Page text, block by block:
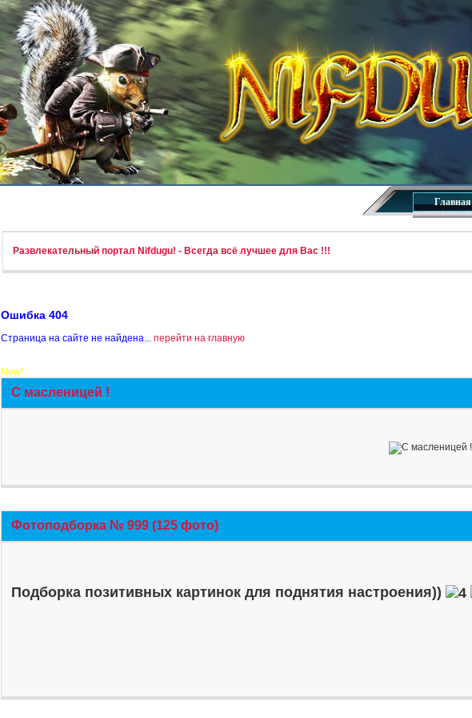
Главная
Развлекательный портал Nifdugu! - Всегда всё лучшее для Вас !!!
Ошибка 404
Страница на сайте не найдена... перейти на главную
New!
С масленицей !
Фотоподборка № 999 (125 фото)
Подборка позитивных картинок для поднятия настроения))